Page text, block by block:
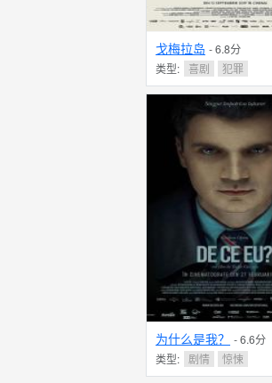
戈梅拉岛 - 6.8分
类型: 喜剧 犯罪
为什么是我？
- 6.6分
类型: 剧情 惊悚